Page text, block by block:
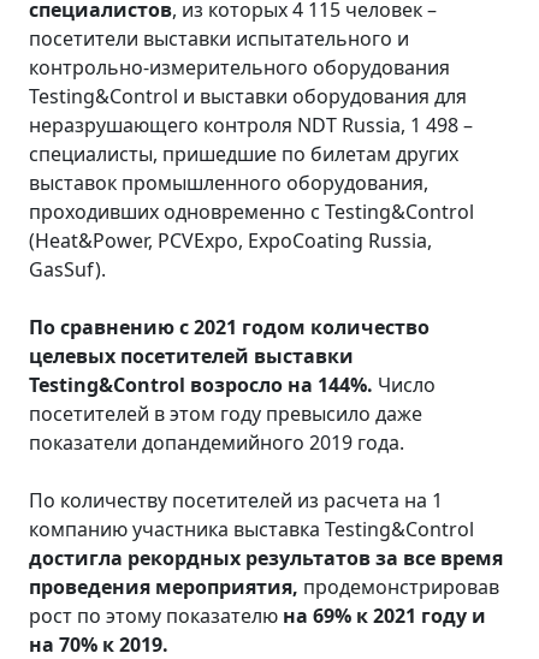
специалистов, из которых 4 115 человек –
посетители выставки испытательного и
контрольно-измерительного оборудования
Testing&Control и выставки оборудования для
неразрушающего контроля NDT Russia, 1 498 –
специалисты, пришедшие по билетам других
выставок промышленного оборудования,
проходивших одновременно с Testing&Control
(Heat&Power, PCVExpo, ExpoCoating Russia,
GasSuf).
По сравнению с 2021 годом количество
целевых посетителей выставки
Testing&Control возросло на 144%. Число
посетителей в этом году превысило даже
показатели допандемийного 2019 года.
По количеству посетителей из расчета на 1
компанию участника выставка Testing&Control
достигла рекордных результатов за все время
проведения мероприятия, продемонстрировав
рост по этому показателю на 69% к 2021 году и
на 70% к 2019.